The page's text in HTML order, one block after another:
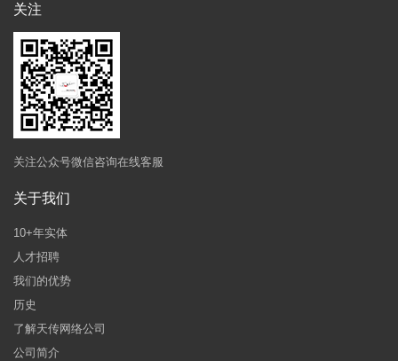
关注
关注公众号微信咨询在线客服
关于我们
10+年实体
人才招聘
我们的优势
历史
了解天传网络公司
公司简介